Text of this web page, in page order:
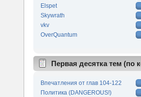
Elspet
Skywrath
vkv
OverQuantum
Первая десятка тем (по
Впечатления от глав 104-122
Политика (DANGEROUS!)